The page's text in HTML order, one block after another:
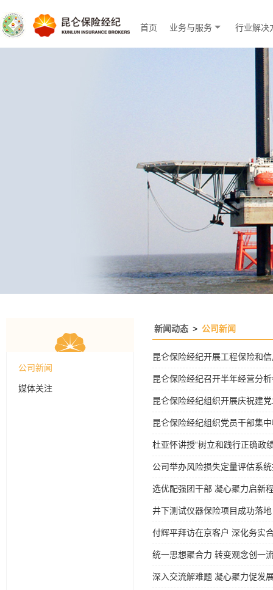
首页 业务与服务 行业解决
公司新闻
媒体关注
新闻动态 > 公司新闻
昆仑保险经纪开展工程保险和
昆仑保险经纪召开半年经营分
昆仑保险经纪组织开展庆祝建
昆仑保险经纪组织党员干部集
杜亚怀讲授“树立和践行正确政
公司举办风险损失定量评估系
选优配强团干部 凝心聚力启新
井下测试仪器保险项目成功落
付辉平拜访在京客户 深化务实
统一思想聚合力 转变观念创一
深入交流解难题 凝心聚力促发